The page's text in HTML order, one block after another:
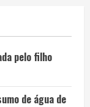
pelo filho
de água de